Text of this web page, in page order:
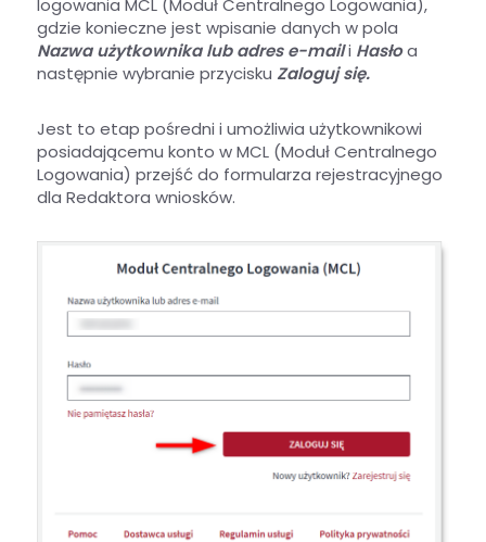
logowania MCL (Moduł Centralnego Logowania),
gdzie konieczne jest wpisanie danych w pola
Nazwa użytkownika lub adres e-maili Hasłoa
następnie wybranie przycisku Zaloguj się.
Jest to etap pośredni i umożliwia użytkownikowi
posiadającemu konto w MCL (Moduł Centralnego
Logowania) przejść do formularza rejestracyjnego
dla Redaktora wniosków.